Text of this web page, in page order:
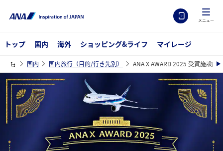
メニュー
トップ 国内 海外 ショッピング&ライフ マイレージ
国内 国内旅行（目的/行き先別） ANA X AWARD 2025 受賞施設厳